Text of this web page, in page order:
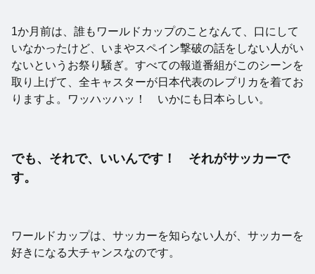
1か月前は、誰もワールドカップのことなんて、口にして
いなかったけど、いまやスペイン撃破の話をしない人がい
ないというお祭り騒ぎ。すべての報道番組がこのシーンを
取り上げて、全キャスターが日本代表のレプリカを着てお
りますよ。ワッハッハッ！ いかにも日本らしい。
でも、それで、いいんです！ それがサッカーで
す。
ワールドカップは、サッカーを知らない人が、サッカーを
好きになる大チャンスなのです。